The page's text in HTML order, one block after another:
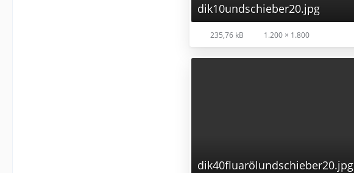
dik10undschieber20.jpg
235,76 kB 1.200 × 1.800
dik40fluarölundschieber20.jpg